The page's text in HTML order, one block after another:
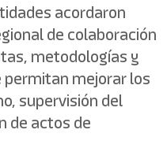
acordaron
de colaboración
metodologías y
mejorar los
supervisión del
de actos de